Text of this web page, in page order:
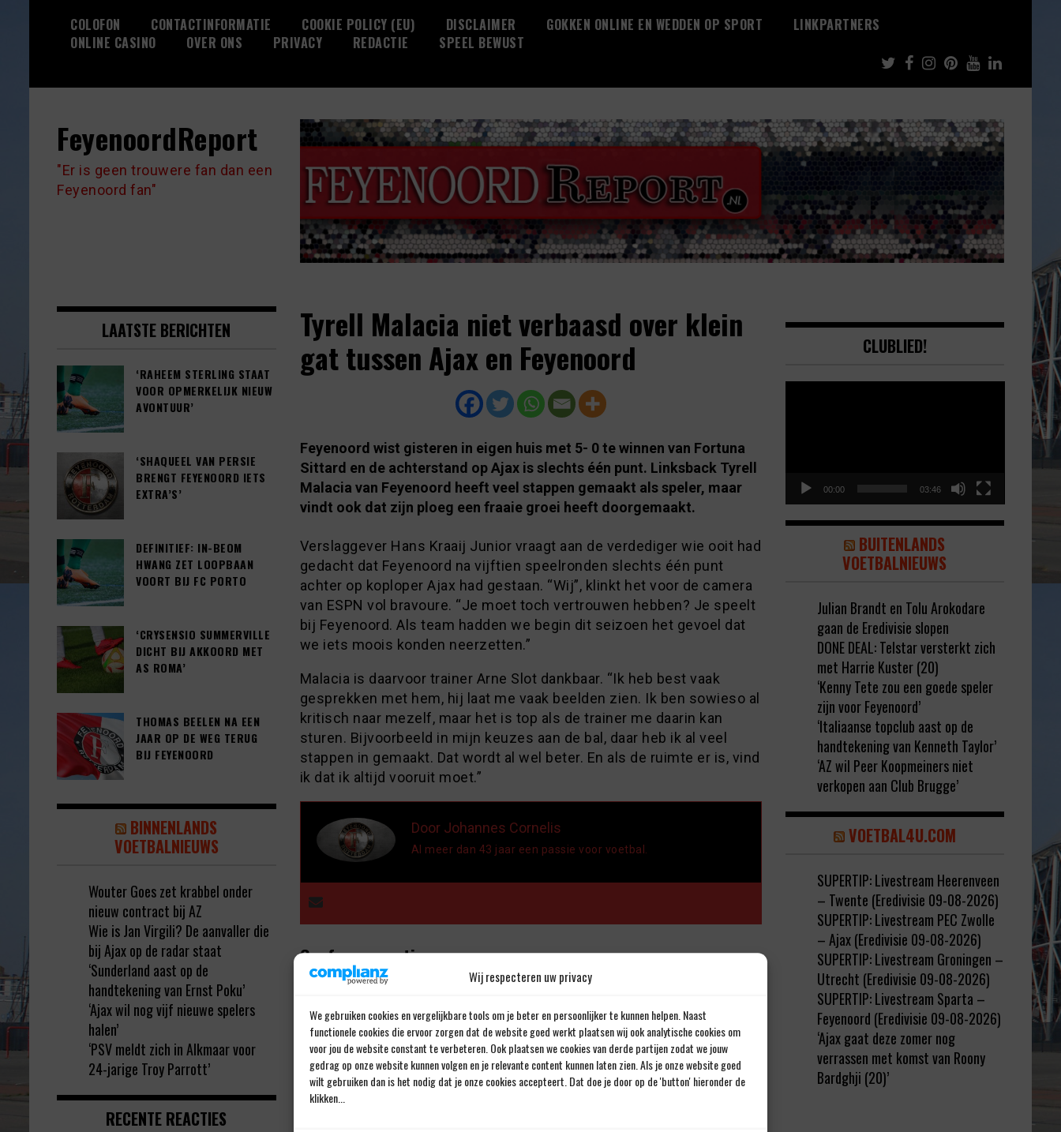
Wij respecteren uw privacy
We gebruiken cookies en vergelijkbare tools om je beter en persoonlijker te kunnen helpen. Naast
functionele cookies die ervoor zorgen dat de website goed werkt plaatsen wij ook analytische cookies om
voor jou de website constant te verbeteren. Ook plaatsen we cookies van derde partijen zodat we jouw
gedrag op onze website kunnen volgen en je relevante content kunnen laten zien. Als je onze website goed
wilt gebruiken dan is het nodig dat je onze cookies accepteert. Dat doe je door op de 'button' hieronder de
klikken...
COLOFON CONTACTINFORMATIE COOKIE POLICY (EU) DISCLAIMER GOKKEN ONLINE EN WEDDEN OP SPORT
LINKPARTNERS
ONLINE CASINO
OVER ONS PRIVACY REDACTIE SPEEL BEWUST
FeyenoordReport
"Er is geen trouwere fan dan een
Feyenoord fan"
Tyrell Malacia niet verbaasd over klein
gat tussen Ajax en Feyenoord
Feyenoord wist gisteren in eigen huis met 5- 0 te winnen van Fortuna
Sittard en de achterstand op Ajax is slechts één punt. Linksback Tyrell
Malacia van Feyenoord heeft veel stappen gemaakt als speler, maar
vindt ook dat zijn ploeg een fraaie groei heeft doorgemaakt.
Verslaggever Hans Kraaij Junior vraagt aan de verdediger wie ooit had
gedacht dat Feyenoord na vijftien speelronden slechts één punt
achter op koploper Ajax had gestaan. “Wij”, klinkt het voor de camera
van ESPN vol bravoure. “Je moet toch vertrouwen hebben? Je speelt
bij Feyenoord. Als team hadden we begin dit seizoen het gevoel dat
we iets moois konden neerzetten.”
Malacia is daarvoor trainer Arne Slot dankbaar. “Ik heb best vaak
gesprekken met hem, hij laat me vaak beelden zien. Ik ben sowieso al
kritisch naar mezelf, maar het is top als de trainer me daarin kan
sturen. Bijvoorbeeld in mijn keuzes aan de bal, daar heb ik al veel
stappen in gemaakt. Dat wordt al wel beter. En als de ruimte er is, vind
ik dat ik altijd vooruit moet.”
Door Johannes Cornelis
Al meer dan 43 jaar een passie voor voetbal.
Geef een reactie
Jouw e-mailadres wordt niet gepubliceerd. Verplichte velden zijn gemarkeerd met
LAATSTE BERICHTEN
‘RAHEEM STERLING STAAT
VOOR OPMERKELIJK NIEUW
AVONTUUR’
‘SHAQUEEL VAN PERSIE
BRENGT FEYENOORD IETS
EXTRA’S’
DEFINITIEF: IN-BEOM
HWANG ZET LOOPBAAN
VOORT BIJ FC PORTO
‘CRYSENSIO SUMMERVILLE
DICHT BIJ AKKOORD MET
AS ROMA’
THOMAS BEELEN NA EEN
JAAR OP DE WEG TERUG
BIJ FEYENOORD
BINNENLANDS
VOETBALNIEUWS
Wouter Goes zet krabbel onder
nieuw contract bij AZ
Wie is Jan Virgili? De aanvaller die
bij Ajax op de radar staat
‘Sunderland aast op de
handtekening van Ernst Poku’
‘Ajax wil nog vijf nieuwe spelers
halen’
‘PSV meldt zich in Alkmaar voor
24-jarige Troy Parrott’
RECENTE REACTIES
CLUBLIED!
00:00 03:46
BUITENLANDS
VOETBALNIEUWS
Julian Brandt en Tolu Arokodare
gaan de Eredivisie slopen
DONE DEAL: Telstar versterkt zich
met Harrie Kuster (20)
‘Kenny Tete zou een goede speler
zijn voor Feyenoord’
‘Italiaanse topclub aast op de
handtekening van Kenneth Taylor’
‘AZ wil Peer Koopmeiners niet
verkopen aan Club Brugge’
VOETBAL4U.COM
SUPERTIP: Livestream Heerenveen
– Twente (Eredivisie 09-08-2026)
SUPERTIP: Livestream PEC Zwolle
– Ajax (Eredivisie 09-08-2026)
SUPERTIP: Livestream Groningen –
Utrecht (Eredivisie 09-08-2026)
SUPERTIP: Livestream Sparta –
Feyenoord (Eredivisie 09-08-2026)
‘Ajax gaat deze zomer nog
verrassen met komst van Roony
Bardghji (20)’